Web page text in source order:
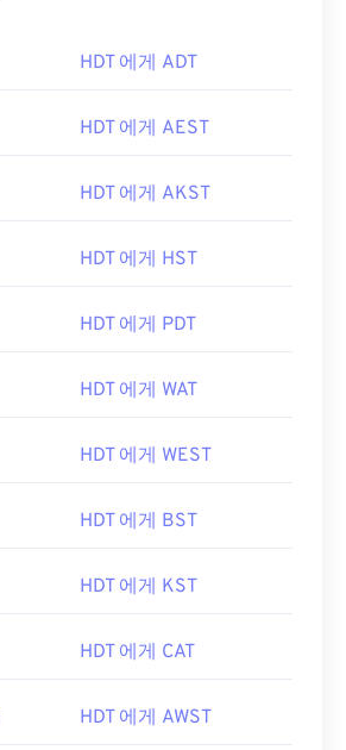
HDT 에게 ADT
HDT 에게 AEST
HDT 에게 AKST
HDT 에게 HST
HDT 에게 PDT
HDT 에게 WAT
HDT 에게 WEST
HDT 에게 BST
HDT 에게 KST
HDT 에게 CAT
HDT 에게 AWST